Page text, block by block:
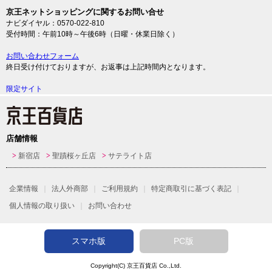
京王ネットショッピングに関するお問い合せ
ナビダイヤル：0570-022-810
受付時間：午前10時～午後6時（日曜・休業日除く）
お問い合わせフォーム
終日受け付けておりますが、お返事は上記時間内となります。
限定サイト
店舗情報
新宿店 聖蹟桜ヶ丘店 サテライト店
企業情報 法人外商部 ご利用規約
特定商取引に基づく表記
個人情報の取り扱い
お問い合わせ
スマホ版 PC版
Copyright(C) 京王百貨店 Co.,Ltd.